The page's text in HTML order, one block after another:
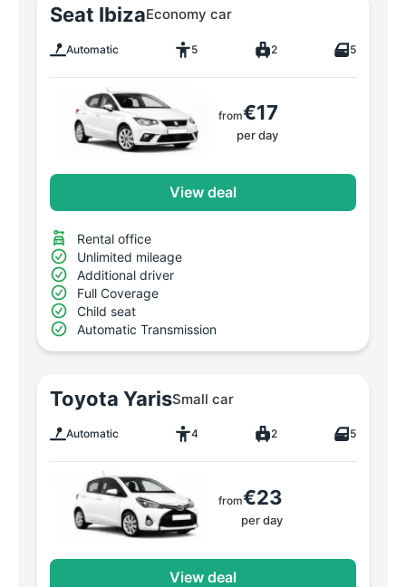
Seat IbizaEconomy car
Automatic 5 2 5
from€17
per day
View deal
Rental office
Unlimited mileage
Additional driver
Full Coverage
Child seat
Automatic Transmission
Toyota YarisSmall car
Automatic 4 2 5
from€23
per day
View deal